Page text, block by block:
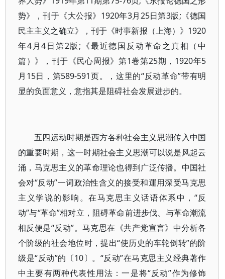
势》，刊于《大公报》1920年3月25日第3版;《德国
民主主义之确立》，刊于《时事新报（上海）》1920
年4月4日第2版;《最近德国反动革命之真相（中
篇）》，刊于《民心周报》第1卷第25期，1920年5
月15日，第589-591页。，这里的“反动革命”带有明
显的负面意义，意指其是阻碍社会发展进步的。
五四运动时期是西方各种社会主义思潮传入中国
的重要时期，这一时期社会主义思潮可以说是风起云
涌，马克思主义的革命理论也得到广泛传播。中国社
会对“反动”一词政治性含义的接受和運用深受马克思
主义学说的影响。在马克思主义话语体系中，“反
动”与“革命”相对立，阻碍革命前进步伐、与革命潮流
相反便是“反动”。马克思在《共产党宣言》中分析各
个阶级的社会地位时，提出“使历史的车轮倒转”的阶
级是“反动”的〔10〕。“反动”在马克思主义经典著作
中主要有两种代表性用法：一是将“反动”作为修饰